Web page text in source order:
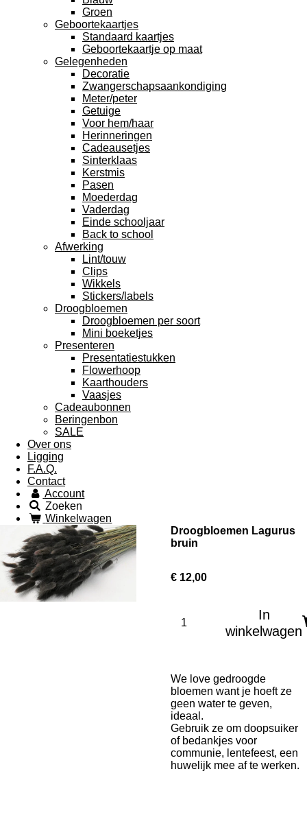
Groen
Geboortekaartjes
Standaard kaartjes
Geboortekaartje op maat
Gelegenheden
Decoratie
Zwangerschapsaankondiging
Meter/peter
Getuige
Voor hem/haar
Herinneringen
Cadeausetjes
Sinterklaas
Kerstmis
Pasen
Moederdag
Vaderdag
Einde schooljaar
Back to school
Afwerking
Lint/touw
Clips
Wikkels
Stickers/labels
Droogbloemen
Droogbloemen per soort
Mini boeketjes
Presenteren
Presentatiestukken
Flowerhoop
Kaarthouders
Vaasjes
Cadeaubonnen
Beringenbon
SALE
Over ons
Ligging
F.A.Q.
Contact
Account
Zoeken
Winkelwagen
Droogbloemen Lagurus
bruin
€ 12,00
In
winkelwagen
We love gedroogde
bloemen want je hoeft ze
geen water te geven,
ideaal.
Gebruik ze om doopsuiker
of bedankjes voor
communie, lentefeest, een
huwelijk mee af te werken.